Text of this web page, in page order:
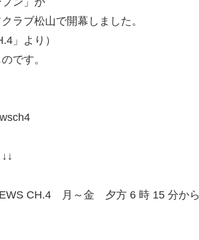
ラブ松山で開幕しました。
」より）
です。
CH.4 月～金 夕方 6 時 15 分から